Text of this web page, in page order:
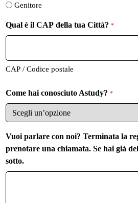
n
Genitore
Qual è il CAP della tua Città? *
CAP / Codice postale
Come hai conosciuto Astudy? *
Vuoi parlare con noi? Terminata la
prenotare una chiamata. Se hai già
sotto.